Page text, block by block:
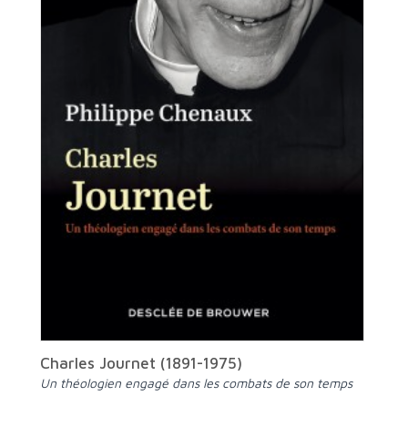
Charles Journet (1891-1975)
Un théologien engagé dans les combats de son temps